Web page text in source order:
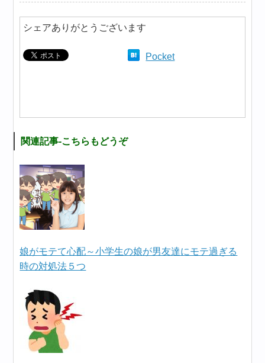
シェアありがとうございます
Pocket
関連記事-こちらもどうぞ
娘がモテて心配～小学生の娘が男友達にモテ過ぎる
時の対処法５つ